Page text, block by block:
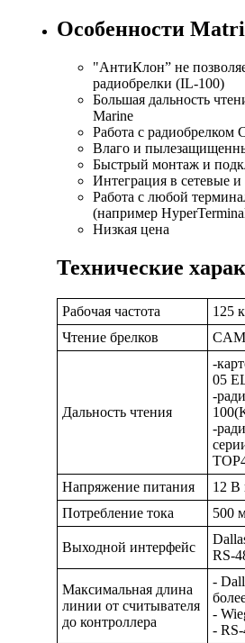
Особенности
"АнтиКлон” не
радиобрелки (IL-100)
Большая дальность
Marine
Работа с радиобрелком
Влаго и
Быстрый монтаж и
Интеграция в сетевые
Работа с любой
(например
Низкая цена
Технические
Рабочая частота
125
Чтение брелков
Дальность чтения
-
05
-
-
Напряжение питания
12 В
Потребление тока
500
Выходной интерфейс
RS-
Максимальная длина
линии от считывателя
до контроллера
-
-
-